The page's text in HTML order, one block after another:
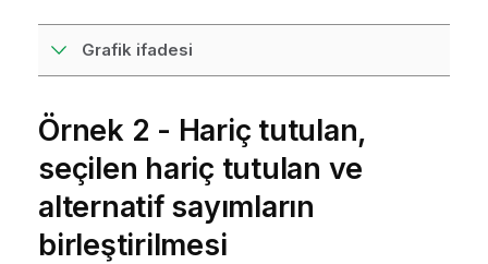
Grafik ifadesi
Örnek 2 - Hariç tutulan,
seçilen hariç tutulan ve
alternatif sayımların
birleştirilmesi